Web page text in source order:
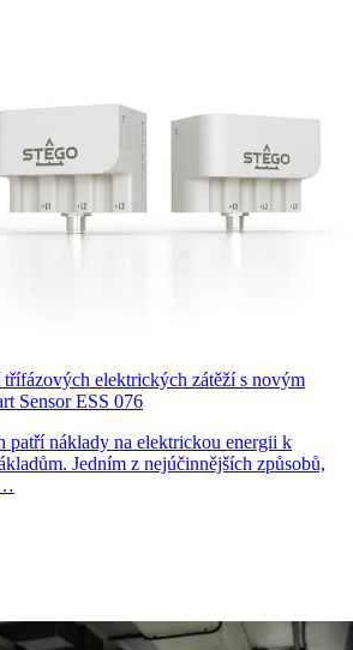
elektrických zátěží s novým
Sensor ESS 076
patří náklady na elektrickou energii k
Jedním z nejúčinnějších způsobů,